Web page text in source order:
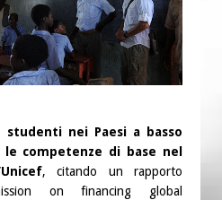
nei Paesi a basso
competenze di base nel
, citando un rapporto
on financing global